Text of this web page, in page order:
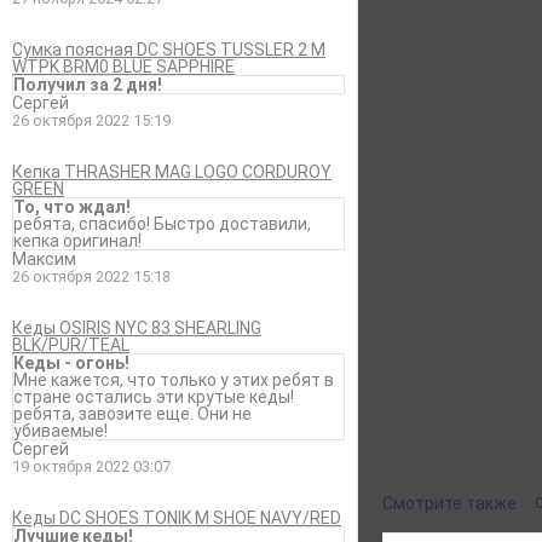
Сумка поясная DC SHOES TUSSLER 2 M
WTPK BRM0 BLUE SAPPHIRE
Получил за 2 дня!
Сергей
26 октября 2022 15:19
Кепка THRASHER MAG LOGO CORDUROY
GREEN
То, что ждал!
ребята, спасибо! Быстро доставили,
кепка оригинал!
Максим
26 октября 2022 15:18
Кеды OSIRIS NYC 83 SHEARLING
BLK/PUR/TEAL
Кеды - огонь!
Мне кажется, что только у этих ребят в
стране остались эти крутые кеды!
ребята, завозите еще. Они не
убиваемые!
Сергей
19 октября 2022 03:07
Кеды DC SHOES TONIK M SHOE NAVY/RED
Лучшие кеды!
Смотрите также